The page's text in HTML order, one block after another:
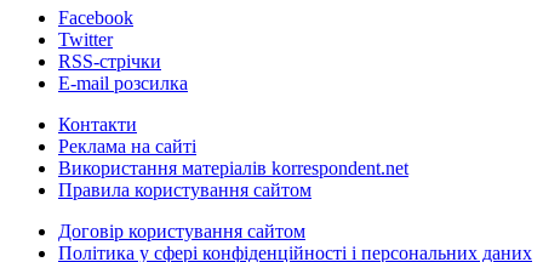
Facebook
Twitter
RSS-стрічки
E-mail розсилка
Контакти
Реклама на сайті
Використання матеріалів korrespondent.net
Правила користування сайтом
Договір користування сайтом
Політика у сфері конфіденційності і персональних даних